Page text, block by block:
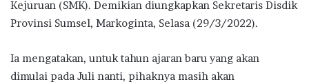
Kejuruan (SMK). Demikian diungkapkan Sekretaris Disdik
Provinsi Sumsel, Markoginta, Selasa (29/3/2022).
Ia mengatakan, untuk tahun ajaran baru yang akan
dimulai pada Juli nanti, pihaknya masih akan